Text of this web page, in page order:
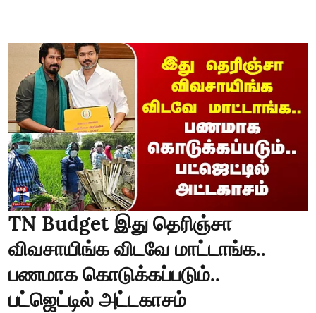
TN Budget இது தெரிஞ்சா
விவசாயிங்க விடவே மாட்டாங்க..
பணமாக கொடுக்கப்படும்..
பட்ஜெட்டில் அட்டகாசம்